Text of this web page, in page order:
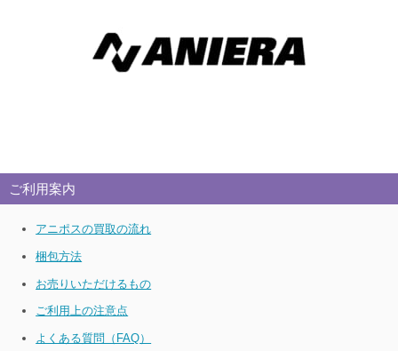
ご利用案内
アニポスの買取の流れ
梱包方法
お売りいただけるもの
ご利用上の注意点
よくある質問（FAQ）